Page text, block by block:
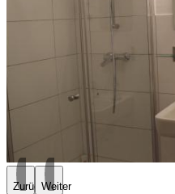
ZurückWeiter